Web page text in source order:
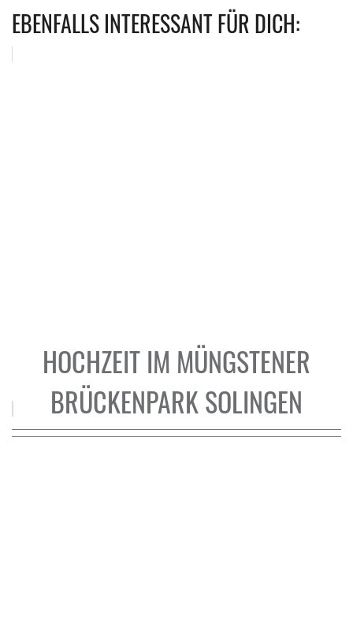
EBENFALLS INTERESSANT FÜR DICH:
HOCHZEIT IM MÜNGSTENER
BRÜCKENPARK SOLINGEN